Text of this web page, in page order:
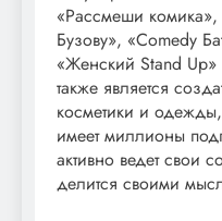
«Рассмеши комика»,
Бузову», «Comedy
«Женский Stand
также является
косметики и
имеет миллионы
активно ведет свои
делится своими